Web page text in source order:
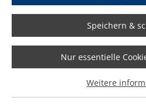
Speichern &
Nur essentielle
Weitere